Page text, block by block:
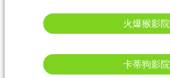
火爆猴影院
卡蒂狗影院